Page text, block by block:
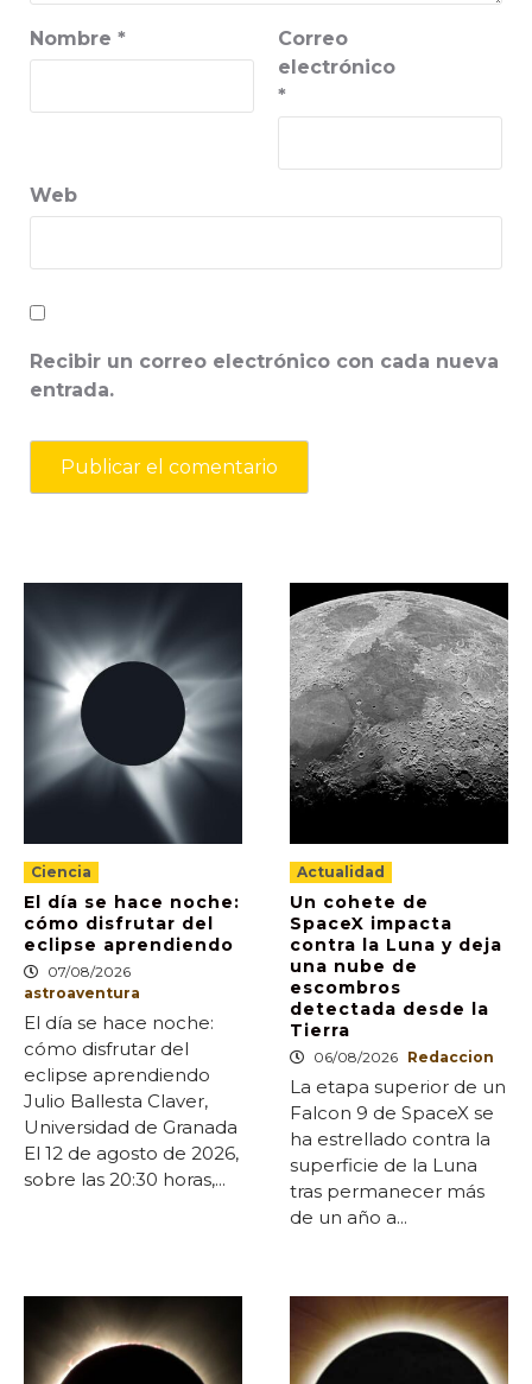
Nombre *
Correo
electrónico
*
Web
Recibir un correo electrónico con cada nueva
entrada.
Ciencia
El día se hace noche:
cómo disfrutar del
eclipse aprendiendo
07/08/2026
astroaventura
El día se hace noche:
cómo disfrutar del
eclipse aprendiendo
Julio Ballesta Claver,
Universidad de Granada
El 12 de agosto de 2026,
sobre las 20:30 horas,...
Actualidad
Un cohete de
SpaceX impacta
contra la Luna y deja
una nube de
escombros
detectada desde la
Tierra
06/08/2026 Redaccion
La etapa superior de un
Falcon 9 de SpaceX se
ha estrellado contra la
superficie de la Luna
tras permanecer más
de un año a...